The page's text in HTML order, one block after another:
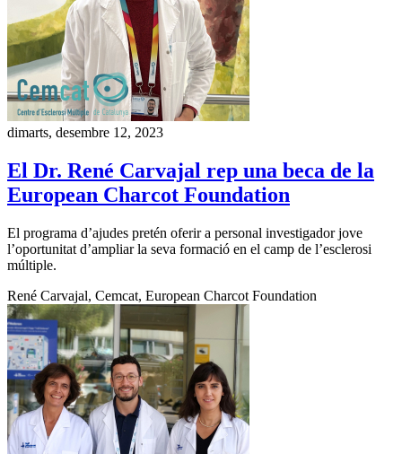
dimarts, desembre 12, 2023
El Dr. René Carvajal rep una beca de la
European Charcot Foundation
El programa d’ajudes pretén oferir a personal investigador jove
l’oportunitat d’ampliar la seva formació en el camp de l’esclerosi
múltiple.
René Carvajal, Cemcat, European Charcot Foundation